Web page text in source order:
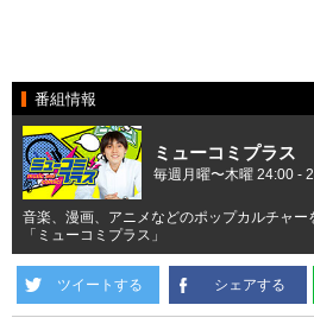
番組情報
ミューコミプラス
毎週月曜〜木曜 24:00 -
音楽、漫画、アニメなどのポップカルチャー
「ミューコミプラス」
ツイートする シェアする